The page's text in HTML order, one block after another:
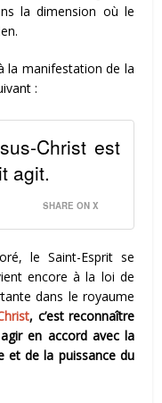
la dimension où le
la manifestation de la
:
Christ est
agit.
SHARE ON X
le Saint-Esprit se
encore à la loi de
dans le royaume
, c’est reconnaître
en accord avec la
et de la puissance du